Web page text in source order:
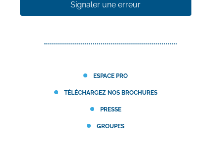
Signaler une erreur
ESPACE PRO
TÉLÉCHARGEZ NOS BROCHURES
PRESSE
GROUPES